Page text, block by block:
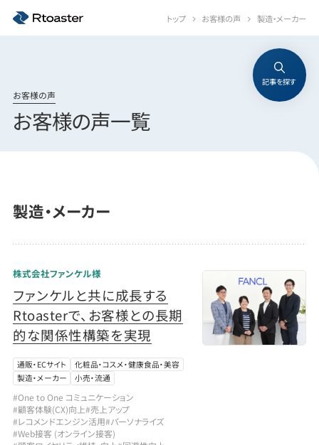
トップ お客様の声 製造・メーカー
お客様の声
お客様の声一覧
記事を探す
製造・メーカー
株式会社ファンケル様
ファンケルと共に成長する
Rtoasterで、お客様との長期
的な関係性構築を実現
通販・ECサイト
化粧品・コスメ・健康食品・美容
製造・メーカー
小売・流通
#One to One コミュニケーション
#顧客体験(CX)向上#売上アップ
#レコメンドエンジン活用#パーソナライズ
#Web接客 (オンライン接客)